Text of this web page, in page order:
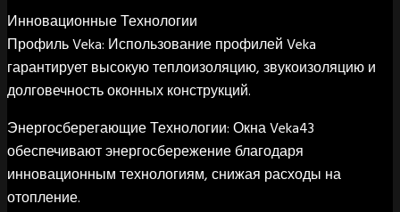
Инновационные Технологии
Профиль Veka: Использование профилей Veka
гарантирует высокую теплоизоляцию, звукоизоляцию и
долговечность оконных конструкций.
Энергосберегающие Технологии: Окна Veka43
обеспечивают энергосбережение благодаря
инновационным технологиям, снижая расходы на
отопление.